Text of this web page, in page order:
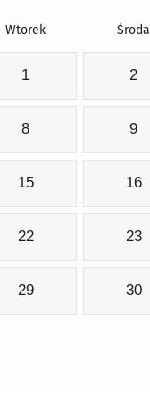
Wtorek Środa
1 2
8 9
15 16
22 23
29 30